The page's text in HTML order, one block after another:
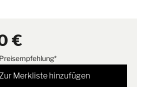
€
Merkliste hinzufügen